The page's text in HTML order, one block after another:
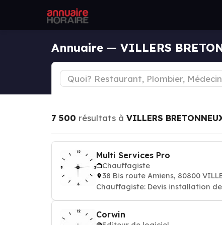
Annuaire — VILLERS
7 500 résultats à VILLERS
Multi Services Pro
Chauffagiste
38 Bis route Amiens, 80800
Chauffagiste: Devis installation
Corwin